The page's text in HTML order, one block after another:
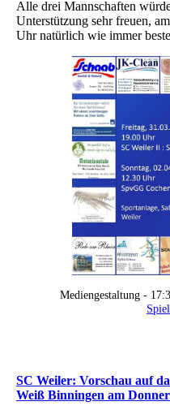
Alle drei Mannschaften
Unterstützung sehr freuen,
Uhr natürlich wie immer
Mediengestaltung -
SC Weiler: Vorschau auf
Weiß Binningen am